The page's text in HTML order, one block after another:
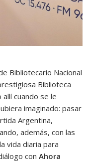
Bibliotecario Nacional
Biblioteca
cuando se le
imaginado: pasar
Argentina,
además, con las
vida diaria para
conAhora